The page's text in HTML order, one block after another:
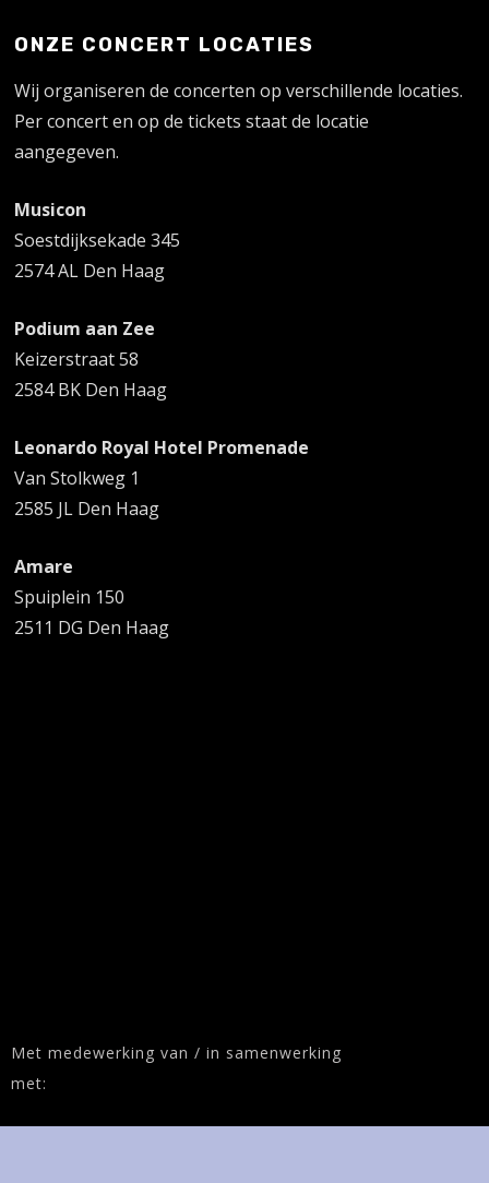
ONZE CONCERT LOCATIES
Wij organiseren de concerten op verschillende locaties.
Per concert en op de tickets staat de locatie
aangegeven.
Musicon
Soestdijksekade 345
2574 AL Den Haag
Podium aan Zee
Keizerstraat 58
2584 BK Den Haag
Leonardo Royal Hotel Promenade
Van Stolkweg 1
2585 JL Den Haag
Amare
Spuiplein 150
2511 DG Den Haag
Met medewerking van / in samenwerking
met: